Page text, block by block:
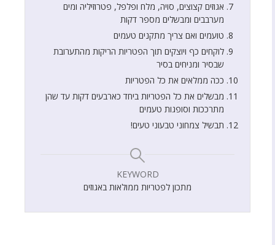
אגוזים קצוצים, סויה, מלח ופלפל, פטרוזיליה ומים
מערבבים ומבשלים מספר דקות
טועמים ואם צריך מתקנים טעמים
לוקחים כף ויוצקים תוך הפטריות הריקות מהתערובת
שבסיר ומניחים בסיר
ככה ממלאים את כל הפטריות
מבשלים את כל הפטריות ביחד כארבעים דקות עד שהן
מתרככות וסופגות טעמים
תבשיל צמחוני טבעוני טעים!
KEYWORD
מתכון לפטריות ממולאות באגוזים